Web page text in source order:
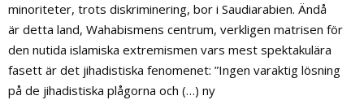
minoriteter, trots diskriminering, bor i Saudiarabien. Ändå
är detta land, Wahabismens centrum, verkligen matrisen för
den nutida islamiska extremismen vars mest spektakulära
fasett är det jihadistiska fenomenet: ”Ingen varaktig lösning
på de jihadistiska plågorna och (…) ny